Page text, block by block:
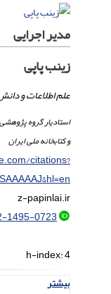
مدیر اجرایی
زینب پاپی
علم اطلاعات و
استادیار گروه
و کتابخانه ملی ایران
citations?
z-papinlai.ir
1495-0723
h-index:4
بیشتر